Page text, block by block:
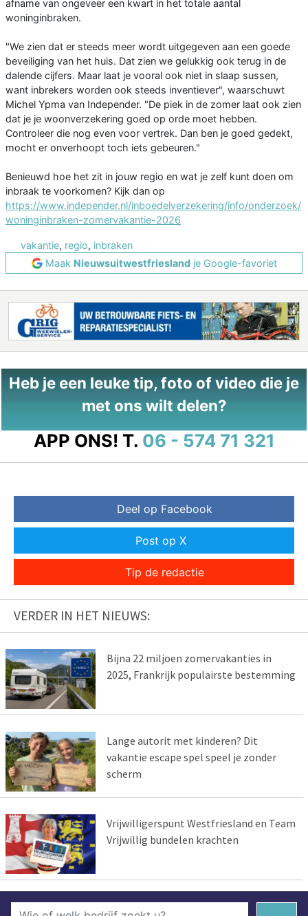
afname van ongeveer een kwart in het totale aantal
woninginbraken.
"We zien dat er steeds meer wordt uitgegeven aan een goede
beveiliging van het huis. Dat zien we gelukkig ook terug in de
dalende cijfers. Maar laat je vooral ook niet in slaap sussen,
want inbrekers worden ook steeds inventiever", waarschuwt
Michel Ypma van Independer. "De piek in de zomer laat ook zien
dat je je woonverzekering goed op orde moet hebben.
Controleer die nog even voor vertrek. Dan ben je goed gedekt,
mocht er onverhoopt toch iets gebeuren."
Benieuwd hoe het zit in jouw regio en wat je zelf kunt doen om
inbraak te voorkomen? Kijk dan op
https://www.independer.nl/inboedelverzekering/info/onderzoek/
woninginbraken-zomervakantie-2026
vakantie, regio, inbraken
Maak Nieuwsuitwestfrieslandje Google-favoriet
Heb je een leuke tip, foto of video die je
met ons wilt delen?
APP ONS! T. 06 - 574 71 321
Deel op Facebook
Post op X
Tip de redactie
VERDER IN HET NIEUWS:
Bijna 22 miljoen zomervakanties in
2025, Frankrijk populairste bestemming
Lange autorit met kinderen? Dit
vakantie escape spel speel je zonder
scherm
Vrijwilligerspunt Westfriesland en Team
Vrijwillig bundelen krachten